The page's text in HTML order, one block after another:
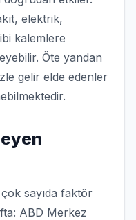
elektrik,
kalemlere
Öte yandan
gelir elde edenler
sayıda faktör
ABD Merkez